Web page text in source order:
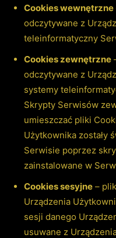
Cookies wewnętrzne
odczytywane z
teleinformatyczny
Cookies zewnętrzne
odczytywane z
systemy
Skrypty Serwisów
umieszczać pliki
Użytkownika zostały
Serwisie poprzez
zainstalowane w
Cookies sesyjne –
Urządzenia
sesji danego
usuwane z